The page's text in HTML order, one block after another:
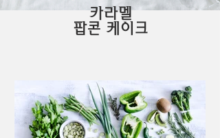
카라멜
​팝콘 케이크